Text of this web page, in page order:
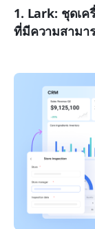
1. Lark: ชุดเค
ที่มีความสามา